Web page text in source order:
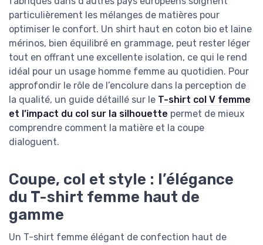
particulièrement les mélanges de matières pour
optimiser le confort. Un shirt haut en coton bio et laine
mérinos, bien équilibré en grammage, peut rester léger
tout en offrant une excellente isolation, ce qui le rend
idéal pour un usage homme femme au quotidien. Pour
approfondir le rôle de l’encolure dans la perception de
la qualité, un guide détaillé sur le T-shirt col V femme
et l’impact du col sur la silhouette permet de mieux
comprendre comment la matière et la coupe
dialoguent.
Coupe, col et style : l’élégance
du T-shirt femme haut de
gamme
Un T-shirt femme élégant de confection haut de